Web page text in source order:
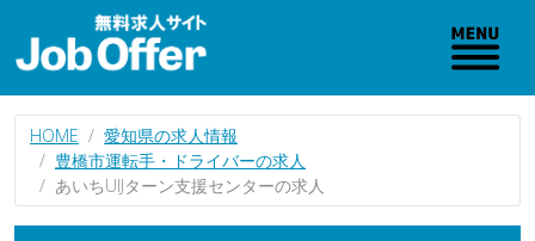
HOME
愛知県の求人情報
豊橋市運転手・ドライバーの求人
あいちUIJターン支援センターの求人